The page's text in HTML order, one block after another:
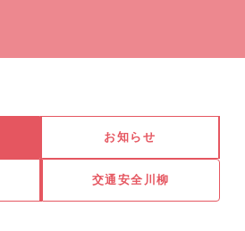
お知らせ
交通安全川柳